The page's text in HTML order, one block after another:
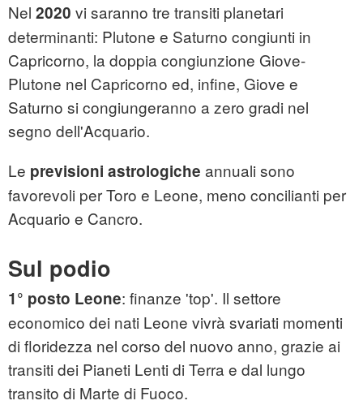
Nel 2020 vi saranno tre transiti planetari
determinanti: Plutone e Saturno congiunti in
Capricorno, la doppia congiunzione Giove-
Plutone nel Capricorno ed, infine, Giove e
Saturno si congiungeranno a zero gradi nel
segno dell'Acquario.
Le previsioni astrologiche annuali sono
favorevoli per Toro e Leone, meno concilianti per
Acquario e Cancro.
Sul podio
1° posto Leone: finanze 'top'. Il settore
economico dei nati Leone vivrà svariati momenti
di floridezza nel corso del nuovo anno, grazie ai
transiti dei Pianeti Lenti di Terra e dal lungo
transito di Marte di Fuoco.